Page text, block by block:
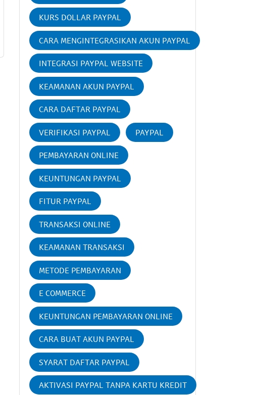
KURS DOLLAR PAYPAL
CARA MENGINTEGRASIKAN AKUN PAYPAL
INTEGRASI PAYPAL WEBSITE
KEAMANAN AKUN PAYPAL
CARA DAFTAR PAYPAL
VERIFIKASI PAYPAL PAYPAL
PEMBAYARAN ONLINE
KEUNTUNGAN PAYPAL
FITUR PAYPAL
TRANSAKSI ONLINE
KEAMANAN TRANSAKSI
METODE PEMBAYARAN
E COMMERCE
KEUNTUNGAN PEMBAYARAN ONLINE
CARA BUAT AKUN PAYPAL
SYARAT DAFTAR PAYPAL
AKTIVASI PAYPAL TANPA KARTU KREDIT